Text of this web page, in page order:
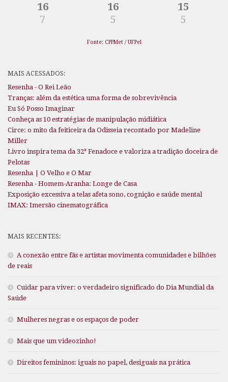
16
7
16
5
15
5
Fonte: CPPMet / UFPel
MAIS ACESSADOS:
Resenha - O Rei Leão
Tranças: além da estética uma forma de sobrevivência
Eu Só Posso Imaginar
Conheça as 10 estratégias de manipulação midiática
Circe: o mito da feiticeira da Odisseia recontado por Madeline
Miller
Livro inspira tema da 32ª Fenadoce e valoriza a tradição doceira de
Pelotas
Resenha | O Velho e O Mar
Resenha - Homem-Aranha: Longe de Casa
Exposição excessiva a telas afeta sono, cognição e saúde mental
IMAX: Imersão cinematográfica
MAIS RECENTES:
A conexão entre fãs e artistas movimenta comunidades e bilhões
de reais
Cuidar para viver: o verdadeiro significado do Dia Mundial da
Saúde
Mulheres negras e os espaços de poder
Mais que um videozinho!
Direitos femininos: iguais no papel, desiguais na prática